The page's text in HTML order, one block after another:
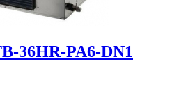
36HR-PA6-DN1